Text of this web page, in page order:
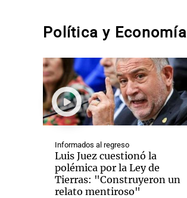
Política y Economía
Informados al regreso
Luis Juez cuestionó la
polémica por la Ley de
Tierras: "Construyeron un
relato mentiroso"